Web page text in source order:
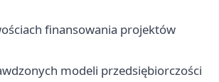
finansowania projektów
modeli przedsiębiorczości